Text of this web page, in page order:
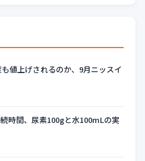
値上げされるのか、9月ニッスイ
時間、尿素100gと水100mLの実